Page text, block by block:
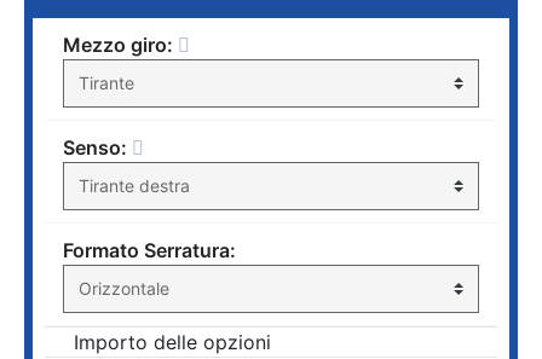
Mezzo giro:
Senso:
Formato Serratura:
Importo delle opzioni